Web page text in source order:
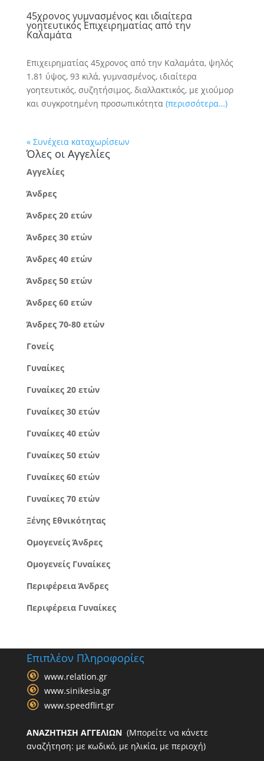
45χρονος γυμνασμένος και ιδιαίτερα
γοητευτικός Επιχειρηματίας από την
Καλαμάτα
Επιχειρηματίας 45χρονος από την Καλαμάτα, ψηλός
1.81 ύψος, 93 κιλά, γυμνασμένος, ιδιαίτερα
γοητευτικός, συζητήσιμος, διαλλακτικός, με χιούμορ
και συγκροτημένη προσωπικότητα (περισσότερα…)
« Συνέχεια καταχωρίσεων
Όλες οι Αγγελίες
Αγγελίες
Άνδρες
Άνδρες 20 ετών
Άνδρες 30 ετών
Άνδρες 40 ετών
Άνδρες 50 ετών
Άνδρες 60 ετών
Άνδρες 70-80 ετών
Γονείς
Γυναίκες
Γυναίκες 20 ετών
Γυναίκες 30 ετών
Γυναίκες 40 ετών
Γυναίκες 50 ετών
Γυναίκες 60 ετών
Γυναίκες 70 ετών
Ξένης Εθνικότητας
Ομογενείς Άνδρες
Ομογενείς Γυναίκες
Περιφέρεια Άνδρες
Περιφέρεια Γυναίκες
Επιπλέον Πληροφορίες
www.relation.gr
www.sinikesia.gr
www.speedflirt.gr
ΑΝΑΖΗΤΗΣΗ ΑΓΓΕΛΙΩΝ(Μπορείτε να κάνετε
αναζήτηση: με κωδικό, με ηλικία, με περιοχή)